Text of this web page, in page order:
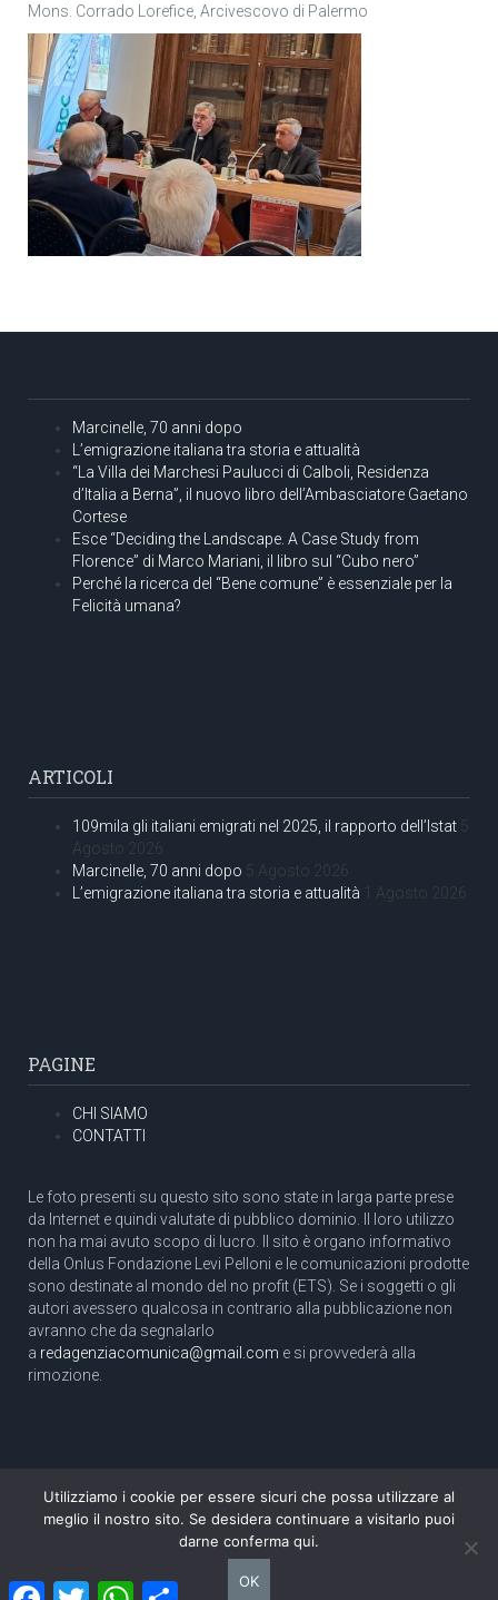
Mons. Corrado Lorefice, Arcivescovo di Palermo
Marcinelle, 70 anni dopo
L’emigrazione italiana tra storia e attualità
“La Villa dei Marchesi Paulucci di Calboli, Residenza
d’Italia a Berna”, il nuovo libro dell’Ambasciatore Gaetano
Cortese
Esce “Deciding the Landscape. A Case Study from
Florence” di Marco Mariani, il libro sul “Cubo nero”
Perché la ricerca del “Bene comune” è essenziale per la
Felicità umana?
ARTICOLI
109mila gli italiani emigrati nel 2025, il rapporto dell’Istat 5
Agosto 2026
Marcinelle, 70 anni dopo 5 Agosto 2026
L’emigrazione italiana tra storia e attualità 1 Agosto 2026
PAGINE
CHI SIAMO
CONTATTI
Le foto presenti su questo sito sono state in larga parte prese
da Internet e quindi valutate di pubblico dominio. Il loro utilizzo
non ha mai avuto scopo di lucro. Il sito è organo informativo
della Onlus Fondazione Levi Pelloni e le comunicazioni prodotte
sono destinate al mondo del no profit (ETS). Se i soggetti o gli
autori avessero qualcosa in contrario alla pubblicazione non
avranno che da segnalarlo
a redagenziacomunica@gmail.com e si provvederà alla
rimozione.
Copyright 2003 com.unica - Tutti i diritti riservati
Aut. Tribunale di Roma N. 466/2003 dell'11/11/2003
Direttore responsabile: Pino Pelloni [direttore@agenziacomunica.net]
FacebookTwitter WhatsAppCondividi
Utilizziamo i cookie per essere sicuri che possa utilizzare al
meglio il nostro sito. Se desidera continuare a visitarlo puoi
darne conferma qui.
OK